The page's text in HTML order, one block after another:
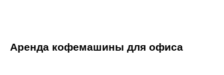
Аренда кофемашины для офиса